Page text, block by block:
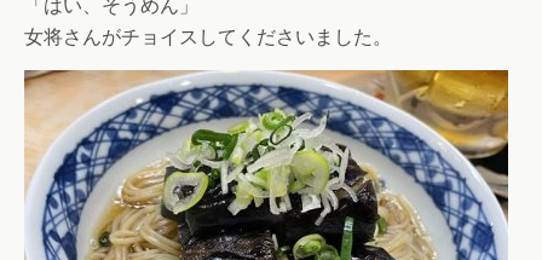
女将さんがチョイスしてくださいました。